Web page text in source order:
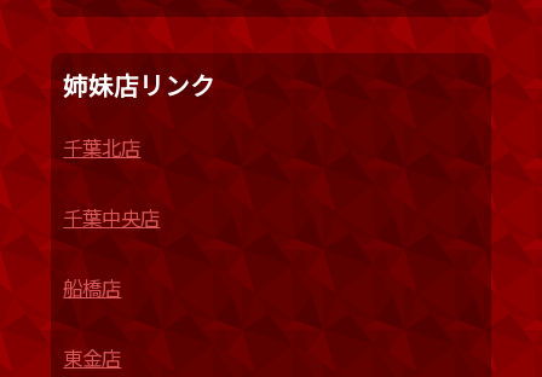
姉妹店リンク
千葉北店
千葉中央店
船橋店
東金店